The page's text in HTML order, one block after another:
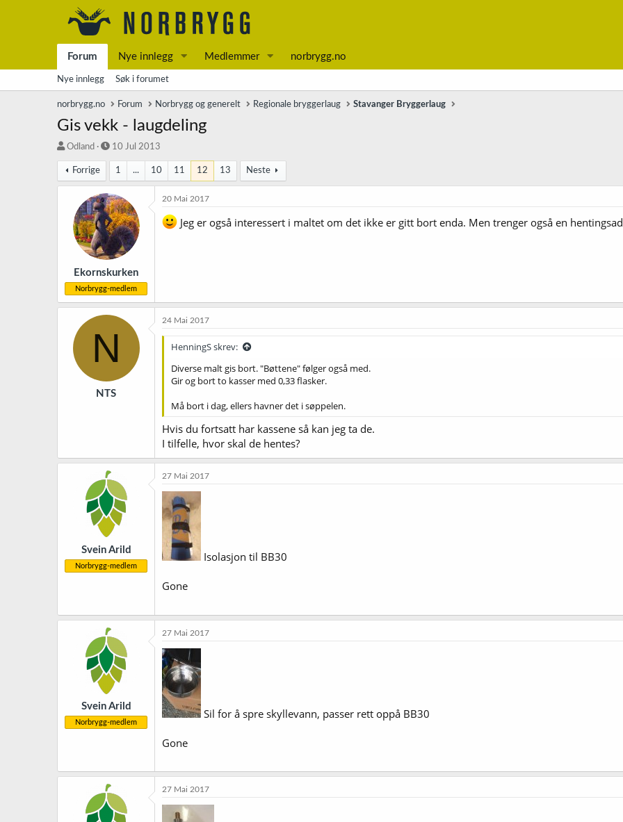
Forum Nye innlegg Medlemmer norbrygg.no
Nye innlegg Søk i forumet
norbrygg.no Forum Norbrygg og generelt Regionale bryggerlaug Stavanger Bryggerlaug
Gis vekk - laugdeling
T
å
d
Odland
S
r
t
d
a
t
10 Jul 2013
Forrige 1 ... 10 11 12 13 Neste
Ekornskurken
Norbrygg-medlem
20 Mai 2017
Jeg er også interessert i maltet om det ikke er gitt bort enda. Men trenger også en
N
NTS
24 Mai 2017
HenningS skrev:
Diverse malt gis bort. "Bøttene" følger også med.
Gir og bort to kasser med 0,33 flasker.
Må bort i dag, ellers havner det i søppelen.
Hvis du fortsatt har kassene så kan jeg ta de.
I tilfelle, hvor skal de hentes?
Svein Arild
Norbrygg-medlem
27 Mai 2017
Isolasjon til BB30
Gone
Svein Arild
Norbrygg-medlem
27 Mai 2017
Sil for å spre skyllevann, passer rett oppå BB30
Gone
27 Mai 2017